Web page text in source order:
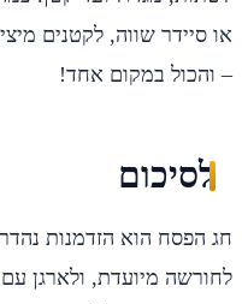
או סיידר שווה, לקטנים
– והכול במקום אחד!
לסיכום
חג הפסח הוא הזדמנות
לחורשה מיועדת, ולארגן